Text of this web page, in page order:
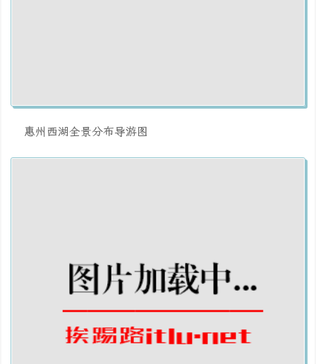
惠州西湖全景分布导游图